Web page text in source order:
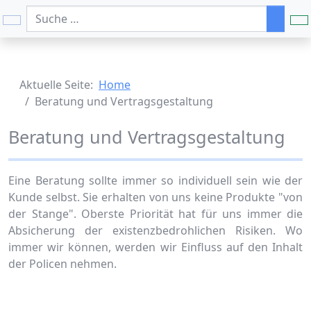
Suchen
Aktuelle Seite: Home
Beratung und Vertragsgestaltung
Beratung und Vertragsgestaltung
Eine Beratung sollte immer so individuell sein wie der
Kunde selbst. Sie erhalten von uns keine Produkte "von
der Stange". Oberste Priorität hat für uns immer die
Absicherung der existenzbedrohlichen Risiken. Wo
immer wir können, werden wir Einfluss auf den Inhalt
der Policen nehmen.